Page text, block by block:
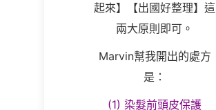
起來】【出國好整理】這
兩大原則即可。
Marvin幫我開出的處方
是：
(1) 染髮前頭皮保護